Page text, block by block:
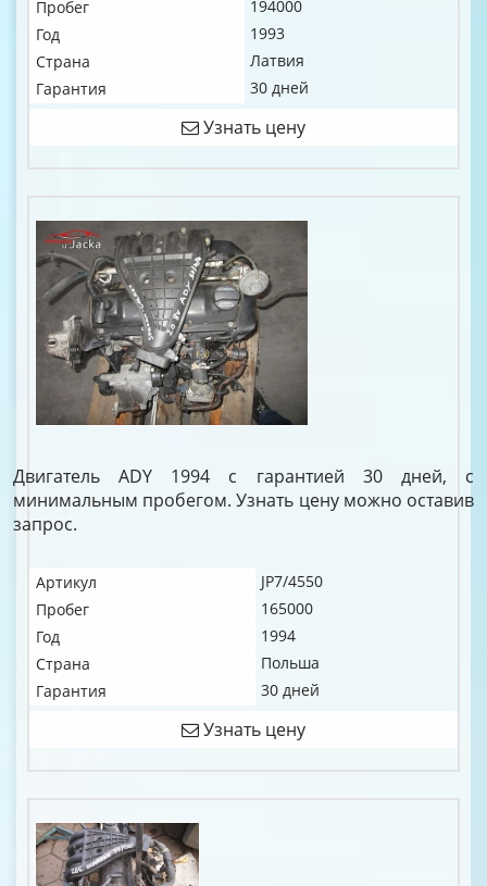
Пробег
194000
Год
1993
Страна
Латвия
Гарантия
30 дней
Узнать цену
Двигатель ADY 1994 с гарантией 30 дней, с
минимальным пробегом. Узнать цену можно оставив
запрос.
Артикул
JP7/4550
Пробег
165000
Год
1994
Страна
Польша
Гарантия
30 дней
Узнать цену